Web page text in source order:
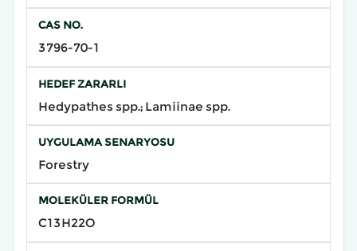
CAS NO.
3796-70-1
HEDEF ZARARLI
Hedypathes spp.; Lamiinae spp.
UYGULAMA SENARYOSU
Forestry
MOLEKÜLER FORMÜL
C13H22O